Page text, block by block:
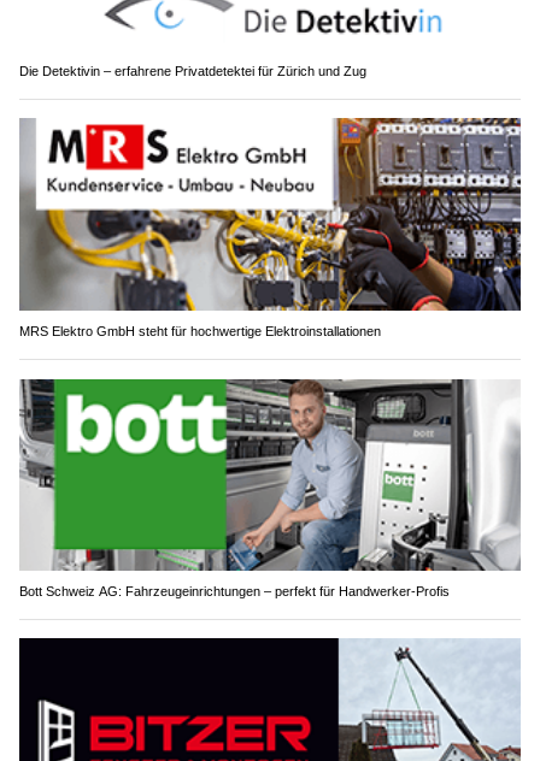
Die Detektivin – erfahrene Privatdetektei für Zürich und Zug
MRS Elektro GmbH steht für hochwertige Elektroinstallationen
Bott Schweiz AG: Fahrzeugeinrichtungen – perfekt für Handwerker-Profis